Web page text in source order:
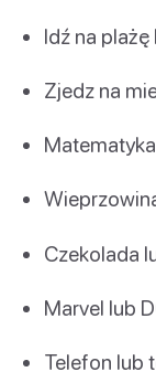
Idź na
Zjedz na
Czekolada
Marvel lub
Telefon lub